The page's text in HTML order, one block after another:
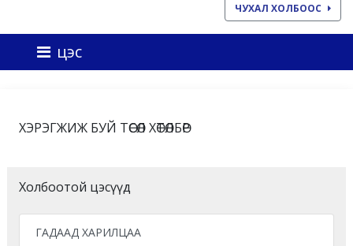
ЧУХАЛ ХОЛБООС
цэс
ХЭРЭГЖИЖ БУЙ ТӨСӨЛ ХӨТӨЛБӨР
Холбоотой цэсүүд
ГАДААД ХАРИЛЦАА